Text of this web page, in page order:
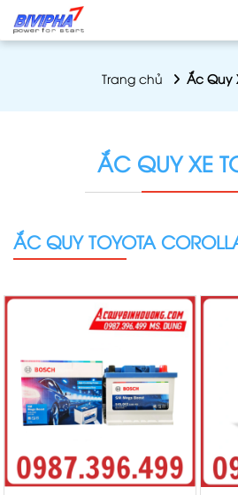
Trang chủ Ắc Quy
ẮC QUY XE
ẮC QUY TOYOTA